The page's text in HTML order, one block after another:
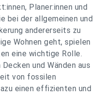
Planer:innen und
bei der allgemeinen und
andererseits zu
Wohnen geht, spielen
eine wichtige Rolle.
und Wänden aus
von fossilen
einen effizienten und